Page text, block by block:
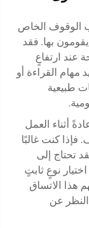
الوقوف الخاص
بها. فقد
عند ارتفاعٍ
مهام القراءة أو
طبيعية
أثناء العمل
فإذا كنت غالبًا
تحتاج إلى
نوعٍ ثابتٍ
هذا الاتساق
عن